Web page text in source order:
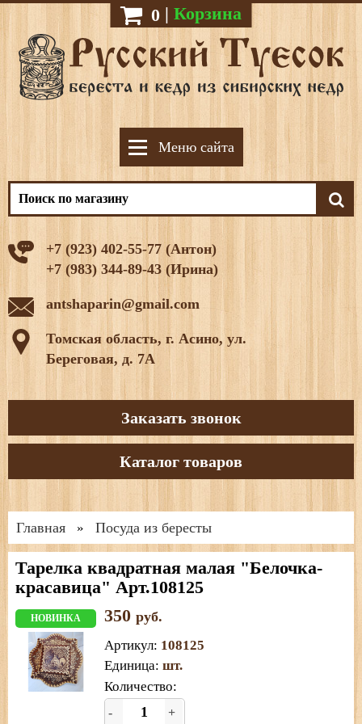
0 | Корзина
Меню сайта
+7 (923) 402-55-77 (Антон)
+7 (983) 344-89-43 (Ирина)
antshaparin@gmail.com
Томская область, г. Асино, ул.
Береговая, д. 7А
Заказать звонок
Каталог товаров
Главная » Посуда из бересты
Тарелка квадратная малая "Белочка-
красавица" Арт.108125
НОВИНКА 350 руб.
Артикул: 108125
Единица: шт.
Количество:
- +